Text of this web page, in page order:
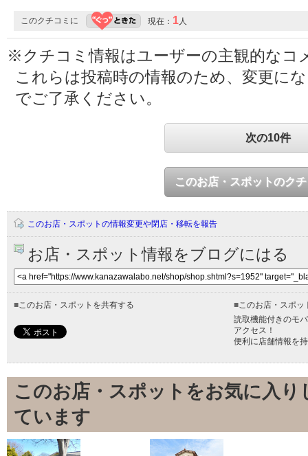
このクチコミに 現在： 1人
※クチコミ情報はユーザーの主観的なコ
これらは投稿時の情報のため、変更に
でご了承ください。
次の10件
このお店・スポットのク
このお店・スポットの情報変更や閉店・移転を報告
お店・スポット情報をブログにはる
■このお店・スポットを共有する ■このお店・スポッ
読取機能付きのモ
アクセス！
便利に店舗情報を
このお店・スポットをお気に入
ています